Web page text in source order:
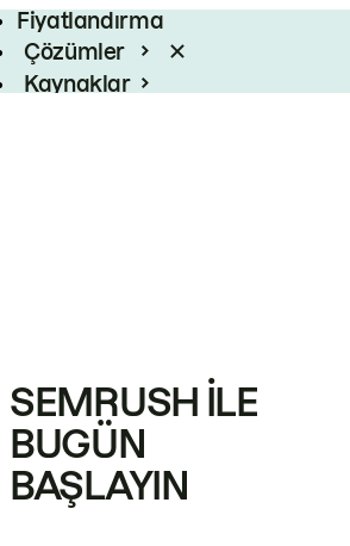
Fiyatlandırma
Çözümler
Kaynaklar
SEMRUSH ILE
BUGÜN
BAŞLAYIN